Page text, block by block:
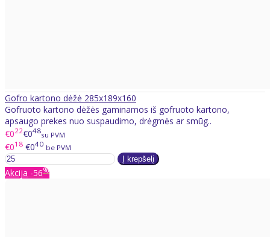
Gofro kartono dėžė 285x189x160
Gofruoto kartono dėžės gaminamos iš gofruoto kartono,
apsaugo prekes nuo suspaudimo, drėgmės ar smūg..
€022€048su PVM
€018 €040 be PVM
Akcija -56%